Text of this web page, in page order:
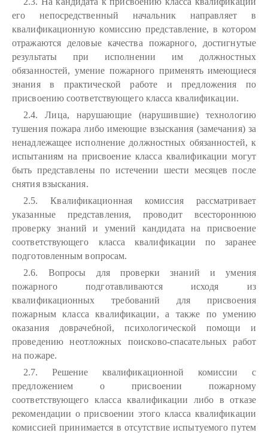
его непосредственный начальник направляет в
квалификационную комиссию представление, в котором
отражаются деловые качества пожарного, достигнутые
результаты при исполнении им должностных
обязанностей, умение пожарного применять имеющиеся
знания в практической работе и предложения по
присвоению соответствующего класса квалификации.
2.4. Лица, нарушающие (нарушившие) технологию
тушения пожара либо имеющие взыскания (замечания) за
ненадлежащее исполнение должностных обязанностей, к
испытаниям на присвоение класса квалификации могут
быть представлены по истечении шести месяцев после
снятия взыскания.
2.5. Квалификационная комиссия рассматривает
указанные представления, проводит всестороннюю
проверку знаний и умений кандидата на присвоение
соответствующего класса квалификации по заранее
подготовленным вопросам.
2.6. Вопросы для проверки знаний и умения
пожарного подготавливаются исходя из
квалификационных требований для присвоения
пожарным класса квалификации, а также по умению
оказания доврачебной, психологической помощи и
проведению неотложных поисково-спасательных работ
на пожаре.
2.7. Решение квалификационной комиссии с
предложением о присвоении пожарному
соответствующего класса квалификации либо в отказе
рекомендации о присвоении этого класса квалификации
комиссией принимается в отсутствие испытуемого путем